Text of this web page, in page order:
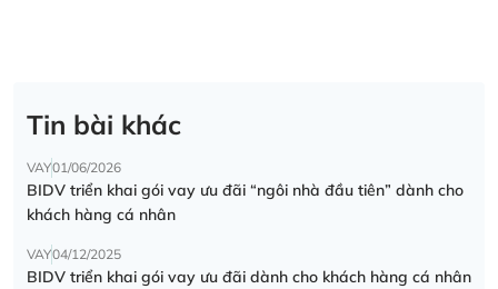
Tin bài khác
VAY01/06/2026
BIDV triển khai gói vay ưu đãi “ngôi nhà đầu tiên” dành cho
khách hàng cá nhân
VAY04/12/2025
BIDV triển khai gói vay ưu đãi dành cho khách hàng cá nhân